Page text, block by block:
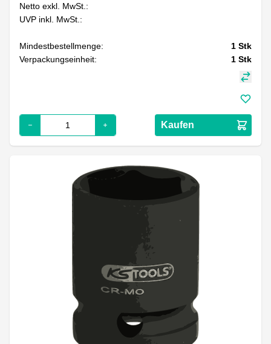
Netto exkl. MwSt.:
UVP inkl. MwSt.:
Mindestbestellmenge: 1 Stk
Verpackungseinheit:
1 Stk
Kaufen